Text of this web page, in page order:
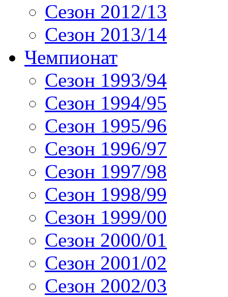
Сезон 2012/13
Сезон 2013/14
Чемпионат
Сезон 1993/94
Сезон 1994/95
Сезон 1995/96
Сезон 1996/97
Сезон 1997/98
Сезон 1998/99
Сезон 1999/00
Сезон 2000/01
Сезон 2001/02
Сезон 2002/03